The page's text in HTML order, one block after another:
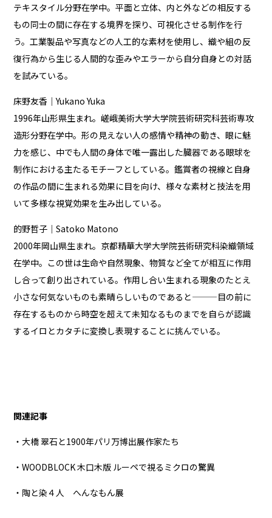
テキスタイル分野在学中。平面と立体、内と外などの相反する
もの同士の間に存在する境界を探り、可視化させる制作を行
う。工業製品や写真などの人工的な素材を使用し、織や組の反
復行為から生じる人間的な歪みやエラーから自分自身との対話
を試みている。
床野友香｜Yukano Yuka
1996年山形県生まれ。嵯峨美術大学大学院芸術研究科芸術専攻
造形分野在学中。形の見えない人の感情や精神の動き、眼に魅
力を感じ、中でも人間の身体で唯一露出した臓器である眼球を
制作における主たるモチーフとしている。鑑賞者の視線と自身
の作品の間に生まれる効果に目を向け、様々な素材と技法を用
いて多様な視覚効果を生み出している。
的野哲子｜Satoko Matono
2000年岡山県生まれ。京都精華大学大学院芸術研究科染織領域
在学中。この世は生命や自然現象、物質など全てが相互に作用
し合って創り出されている。作用し合い生まれる現象のたとえ
小さな何気ないものも素晴らしいものであると———目の前に
存在するものから時空を超えて未知なるものまでを自らが認識
するイロとカタチに変換し表現することに挑んでいる。
関連記事
・大橋 翠石と1900年パリ万博出展作家たち
・WOODBLOCK 木口木版 ルーペで視るミクロの驚異
・陶と染４人 へんなもん展